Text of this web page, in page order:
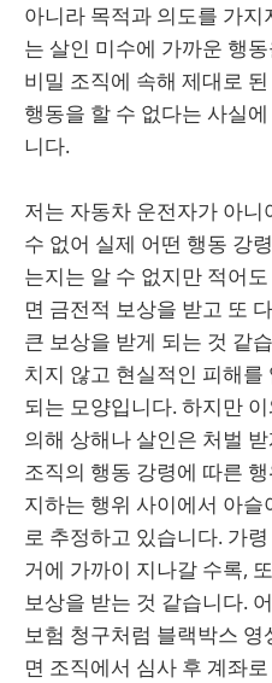
아니라 목적과 의도를 가
는 살인 미수에 가까운 행
비밀 조직에 속해 제대로
행동을 할 수 없다는 사실
니다.
저는 자동차 운전자가 아
수 없어 실제 어떤 행동 강
는지는 알 수 없지만 적어
면 금전적 보상을 받고 또
큰 보상을 받게 되는 것 같
치지 않고 현실적인 피해
되는 모양입니다. 하지만
의해 상해나 살인은 처벌
조직의 행동 강령에 따른
지하는 행위 사이에서 아
로 추정하고 있습니다. 가
거에 가까이 지나갈 수록,
보상을 받는 것 같습니다.
보험 청구처럼 블랙박스
면 조직에서 심사 후 계좌